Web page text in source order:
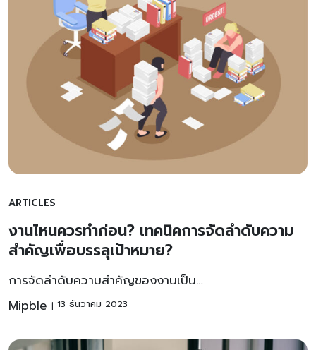
ARTICLES
งานไหนควรทำก่อน? เทคนิคการจัดลำดับความ
สำคัญเพื่อบรรลุเป้าหมาย?
การจัดลำดับความสำคัญของงานเป็น…
Mipble
13 ธันวาคม 2023